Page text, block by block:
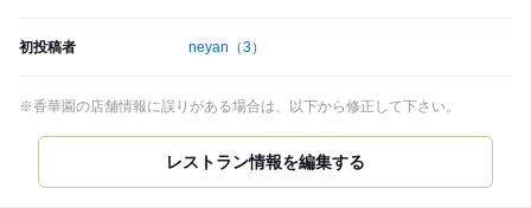
初投稿者 neyan （3）
※香華園の店舗情報に誤りがある場合は、以下から修正して下さい。